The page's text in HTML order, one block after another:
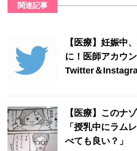
関連記事
【医療】妊娠中
に！医師アカウ
Twitter＆
【医療】このナ
「授乳中にラム
べても良い？」